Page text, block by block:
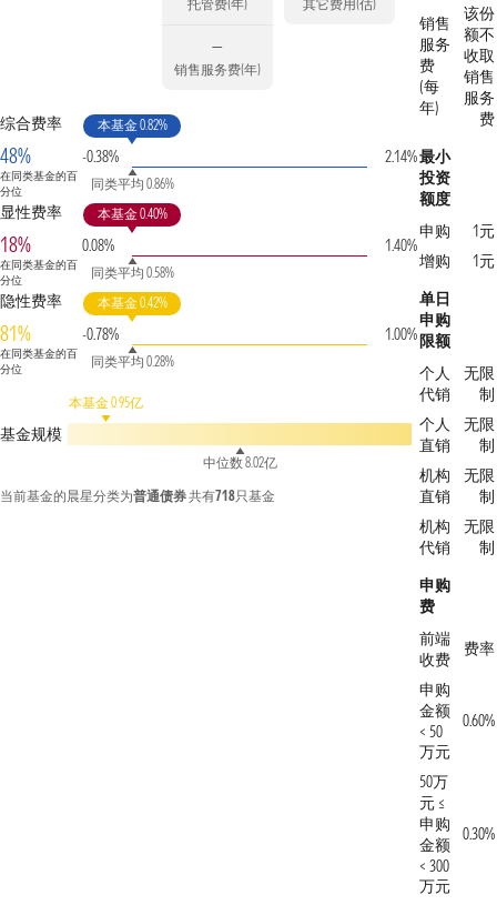
托管费(年)
—
销售服务费(年)
其它费用(估)
综合费率
48%
在同类基金的百
分位
-0.38%
本基金 0.82%
同类平均 0.86%
2.14%
显性费率
18%
在同类基金的百
分位
0.08%
本基金 0.40%
同类平均 0.58%
1.40%
隐性费率
81%
在同类基金的百
分位
-0.78%
本基金 0.42%
同类平均 0.28%
1.00%
基金规模
本基金 0.95亿
中位数 8.02亿
当前基金的晨星分类为普通债券共有718只基金
销售
服务
费
(每
年)
该份
额不
收取
销售
服务
费
最小
投资
额度
申购
1元
增购
1元
单日
申购
限额
个人
代销
无限
制
个人
直销
无限
制
机构
直销
无限
制
机构
代销
无限
制
申购
费
前端
收费
费率
申购
金额
< 50
万元
0.60%
50万
元 ≤
申购
金额
< 300
万元
0.30%